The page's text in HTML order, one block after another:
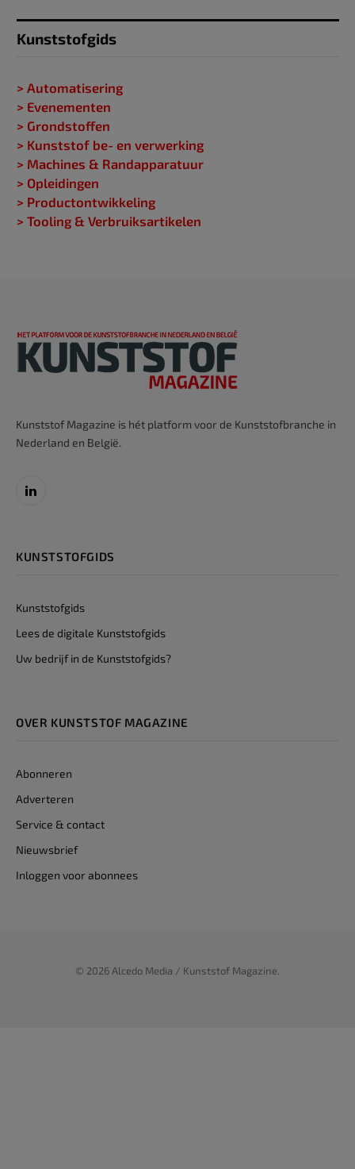
Kunststofgids
> Automatisering
> Evenementen
> Grondstoffen
> Kunststof be- en verwerking
> Machines & Randapparatuur
> Opleidingen
> Productontwikkeling
> Tooling & Verbruiksartikelen
Kunststof Magazine is hét platform voor de Kunststofbranche in
Nederland en België.
LinkedIn
KUNSTSTOFGIDS
Kunststofgids
Lees de digitale Kunststofgids
Uw bedrijf in de Kunststofgids?
OVER KUNSTSTOF MAGAZINE
Abonneren
Adverteren
Service & contact
Nieuwsbrief
Inloggen voor abonnees
© 2026 Alcedo Media / Kunststof Magazine.